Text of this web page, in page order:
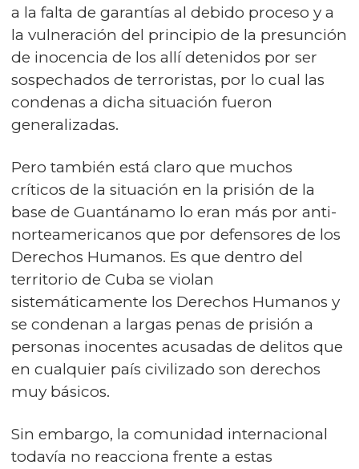
a la falta de garantías al debido proceso y a
la vulneración del principio de la presunción
de inocencia de los allí detenidos por ser
sospechados de terroristas, por lo cual las
condenas a dicha situación fueron
generalizadas.
Pero también está claro que muchos
críticos de la situación en la prisión de la
base de Guantánamo lo eran más por anti-
norteamericanos que por defensores de los
Derechos Humanos. Es que dentro del
territorio de Cuba se violan
sistemáticamente los Derechos Humanos y
se condenan a largas penas de prisión a
personas inocentes acusadas de delitos que
en cualquier país civilizado son derechos
muy básicos.
Sin embargo, la comunidad internacional
todavía no reacciona frente a estas